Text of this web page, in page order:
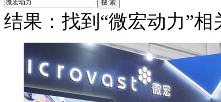
结果：找到“微宏动力”